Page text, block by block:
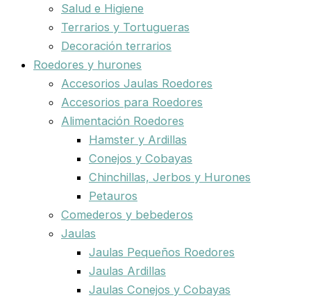
Salud e Higiene
Terrarios y Tortugueras
Decoración terrarios
Roedores y hurones
Accesorios Jaulas Roedores
Accesorios para Roedores
Alimentación Roedores
Hamster y Ardillas
Conejos y Cobayas
Chinchillas, Jerbos y Hurones
Petauros
Comederos y bebederos
Jaulas
Jaulas Pequeños Roedores
Jaulas Ardillas
Jaulas Conejos y Cobayas